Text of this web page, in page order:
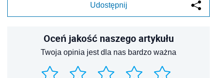
Udostępnij
Oceń jakość naszego artykułu
Twoja opinia jest dla nas bardzo ważna